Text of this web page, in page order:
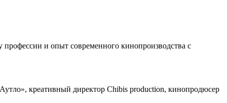
и опыт современного кинопроизводства с
креативный директор Chibis production, кинопродюсер